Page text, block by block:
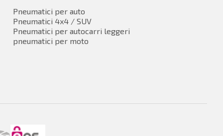
Pneumatici per auto
Pneumatici 4x4 / SUV
Pneumatici per autocarri leggeri
pneumatici per moto